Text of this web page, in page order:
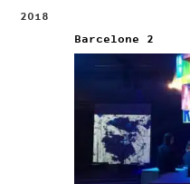
2018
Barcelone 2